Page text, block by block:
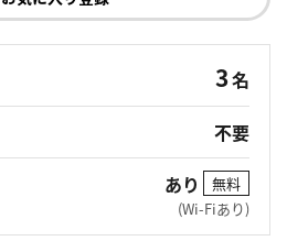
3名
不要
あり
無料
(Wi-Fiあり)